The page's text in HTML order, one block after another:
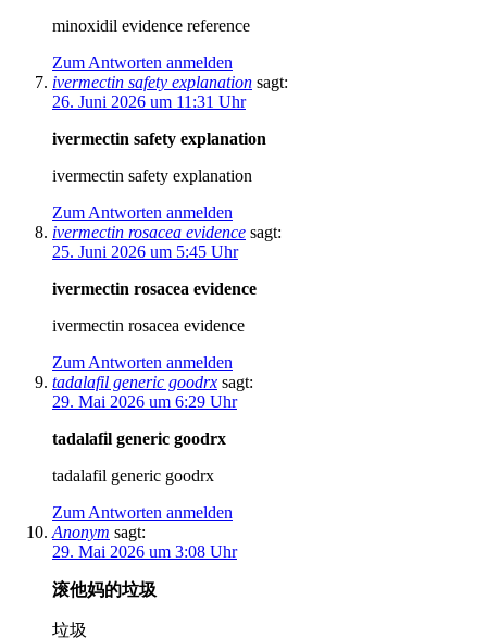
minoxidil evidence reference
Zum Antworten anmelden
ivermectin safety explanation sagt:
26. Juni 2026 um 11:31 Uhr
ivermectin safety explanation
ivermectin safety explanation
Zum Antworten anmelden
ivermectin rosacea evidence sagt:
25. Juni 2026 um 5:45 Uhr
ivermectin rosacea evidence
ivermectin rosacea evidence
Zum Antworten anmelden
tadalafil generic goodrx sagt:
29. Mai 2026 um 6:29 Uhr
tadalafil generic goodrx
tadalafil generic goodrx
Zum Antworten anmelden
Anonym sagt:
29. Mai 2026 um 3:08 Uhr
滚他妈的垃圾
垃圾